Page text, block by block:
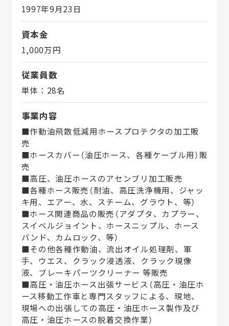
1997年9月23日
資本金
1,000万円
従業員数
単体：28名
事業内容
■作動油飛散低減用ホースプロテクタの加工販
売
■ホースカバー（油圧ホース、各種ケーブル用）販
売
■高圧、油圧ホースのアセンブリ加工販売
■各種ホース販売（耐油、高圧洗浄機用、ジャッ
キ用、エアー、水、スチーム、グラウト、等）
■ホース関連商品の販売（アダプタ、カプラー、
スイベルジョイント、ホースニップル、ホース
バンド、カムロック、等）
■その他各種作動油、流出オイル処理剤、軍
手、ウエス、クラック浸透液、クラック現像
液、ブレーキパーツクリーナー 等販売
■高圧・油圧ホース出張サービス（高圧・油圧ホ
ース移動工作車と専門スタッフによる、現地、
現場への出張しての高圧・油圧ホース製作及び
高圧・油圧ホースの脱着交換作業）